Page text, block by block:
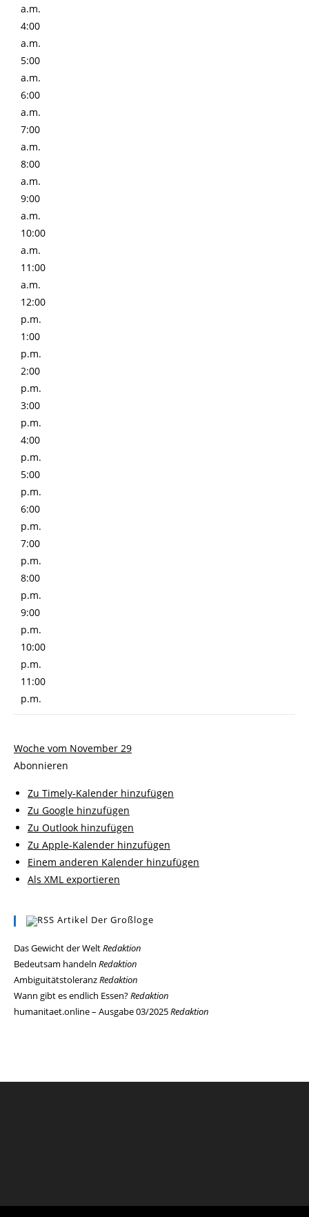
a.m.
4:00
a.m.
5:00
a.m.
6:00
a.m.
7:00
a.m.
8:00
a.m.
9:00
a.m.
10:00
a.m.
11:00
a.m.
12:00
p.m.
1:00
p.m.
2:00
p.m.
3:00
p.m.
4:00
p.m.
5:00
p.m.
6:00
p.m.
7:00
p.m.
8:00
p.m.
9:00
p.m.
10:00
p.m.
11:00
p.m.
Woche vom November 29
Abonnieren
Zu Timely-Kalender hinzufügen
Zu Google hinzufügen
Zu Outlook hinzufügen
Zu Apple-Kalender hinzufügen
Einem anderen Kalender hinzufügen
Als XML exportieren
Artikel Der Großloge
Das Gewicht der WeltRedaktion
Bedeutsam handeln Redaktion
AmbiguitätstoleranzRedaktion
Wann gibt es endlich Essen?Redaktion
humanitaet.online – Ausgabe 03/2025Redaktion